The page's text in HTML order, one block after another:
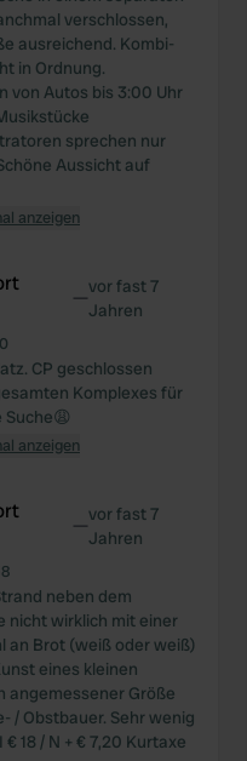
verschlossen,
ausreichend. Kombi-
in Ordnung.
von Autos bis 3:00 Uhr
sprechen nur
Aussicht auf
anzeigen
—vor fast 7
Jahren
CP geschlossen
Komplexes für
anzeigen
—vor fast 7
Jahren
neben dem
nicht wirklich mit einer
an Brot (weiß oder weiß)
eines kleinen
angemessener Größe
/ Obstbauer. Sehr wenig
18 / N + € 7,20 Kurtaxe